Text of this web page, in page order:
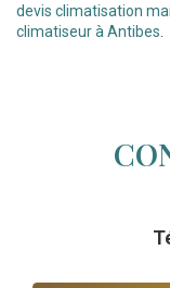
devis climatisation
climatiseur à Antibes